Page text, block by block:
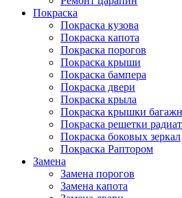
Покраска
Покраска кузова
Покраска капота
Покраска порогов
Покраска крыши
Покраска бампера
Покраска двери
Покраска крыла
Покраска крышки
Покраска решетки
Покраска боковых зеркал
Покраска Раптором
Замена
Замена порогов
Замена капота